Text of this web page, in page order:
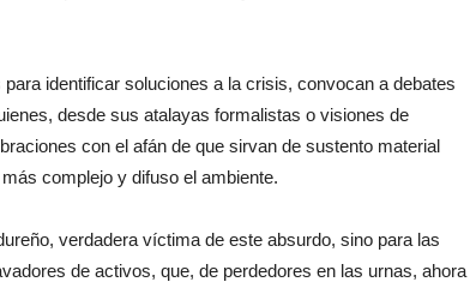
identificar soluciones a la crisis, convocan a debates
desde sus atalayas formalistas o visiones de
con el afán de que sirvan de sustento material
complejo y difuso el ambiente.
verdadera víctima de este absurdo, sino para las
de activos, que, de perdedores en las urnas, ahora